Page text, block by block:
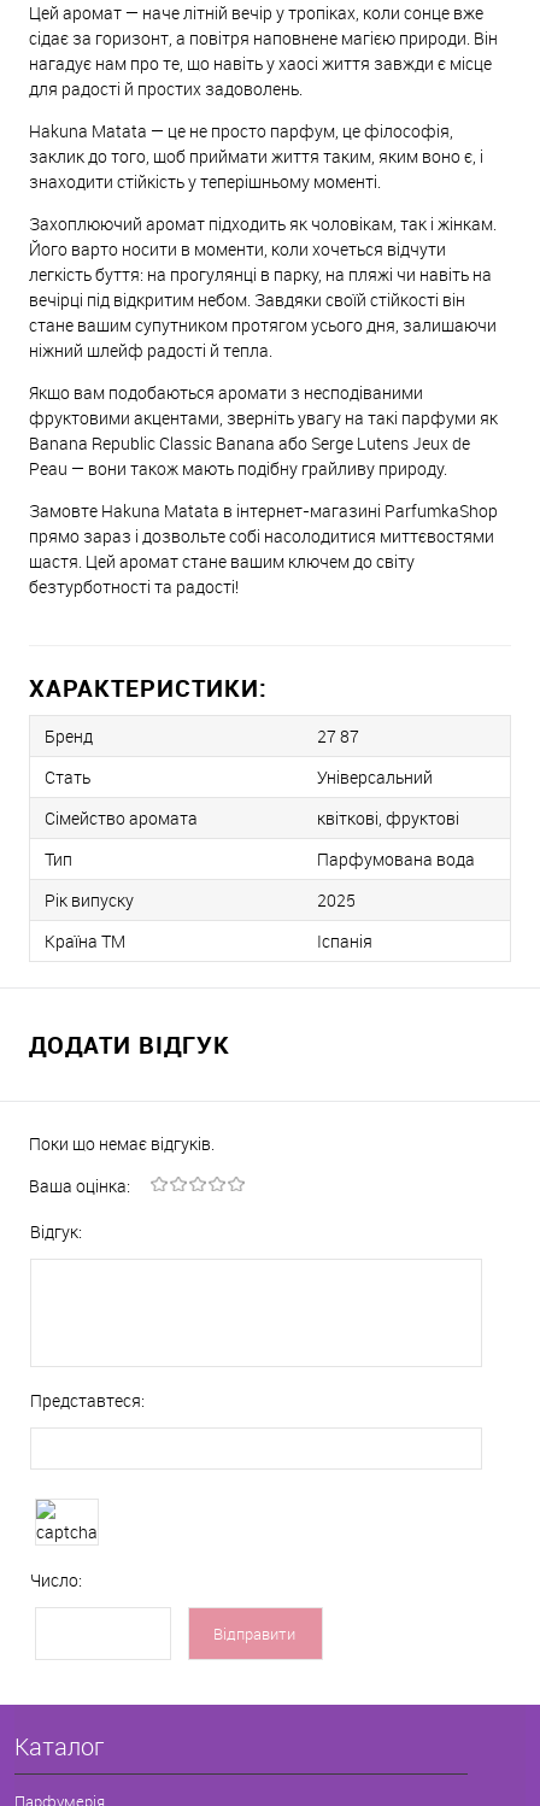
Цей аромат — наче літній вечір у тропіках, коли сонце вже
сідає за горизонт, а повітря наповнене магією природи. Він
нагадує нам про те, що навіть у хаосі життя завжди є місце
для радості й простих задоволень.
Hakuna Matata — це не просто парфум, це філософія,
заклик до того, щоб приймати життя таким, яким воно є, і
знаходити стійкість у теперішньому моменті.
Захоплюючий аромат підходить як чоловікам, так і жінкам.
Його варто носити в моменти, коли хочеться відчути
легкість буття: на прогулянці в парку, на пляжі чи навіть на
вечірці під відкритим небом. Завдяки своїй стійкості він
стане вашим супутником протягом усього дня, залишаючи
ніжний шлейф радості й тепла.
Якщо вам подобаються аромати з несподіваними
фруктовими акцентами, зверніть увагу на такі парфуми як
Banana Republic Classic Banana або Serge Lutens Jeux de
Peau — вони також мають подібну грайливу природу.
Замовте Hakuna Matata в інтернет-магазині ParfumkaShop
прямо зараз і дозвольте собі насолодитися миттєвостями
щастя. Цей аромат стане вашим ключем до світу
безтурботності та радості!
ХАРАКТЕРИСТИКИ:
Бренд
27 87
Стать
Універсальний
Сімейство аромата
квіткові, фруктові
Тип
Парфумована вода
Рік випуску
2025
Країна ТМ
Іспанія
ДОДАТИ ВІДГУК
Поки що немає відгуків.
Ваша оцінка:
Відгук:
Представтеся:
Число:
Каталог
Парфумерія